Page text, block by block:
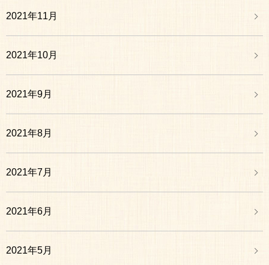
2021年11月
2021年10月
2021年9月
2021年8月
2021年7月
2021年6月
2021年5月